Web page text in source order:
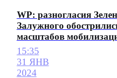
WP: разногласия
Залужного
масштабов
15:35
31 ЯНВ
2024